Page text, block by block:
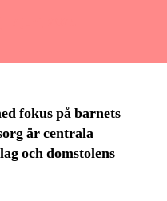
fokus på barnets
är centrala
och domstolens